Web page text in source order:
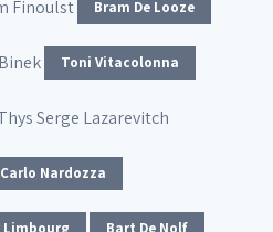
Finoulst Bram De Looze
Toni Vitacolonna
Serge Lazarevitch
Carlo Nardozza